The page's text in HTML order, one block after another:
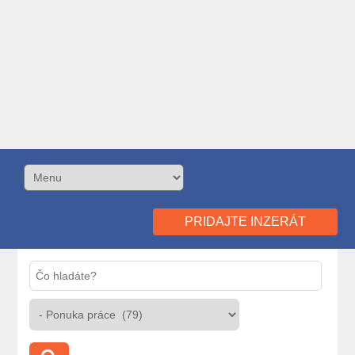
PRIDAJTE INZERÁT